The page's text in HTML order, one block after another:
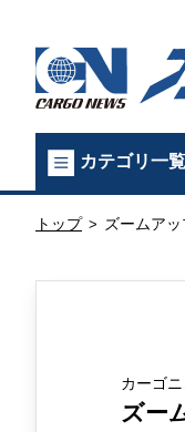
カ
ー
ゴ
ニ
カテゴリ一覧
トップ > ズームア
カーゴ
ズー